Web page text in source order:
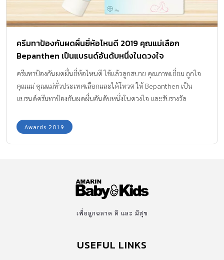
ครีมทาป้องกันผดผื่นยี่ห้อไหนดี 2019 คุณแม่เลือก
Bepanthen เป็นแบรนด์อันดับหนึ่งในดวงใจ
ครีมทาป้องกันผดผื่นยี่ห้อไหนดี ใช้แล้วลูกสบาย คุณภาพเยี่ยม ถูกใจ
คุณแม่ คุณแม่ทั่วประเทศเลือกและได้โหวต ให้ Bepanthen เป็น
แบรนด์ครีมทาป้องกันผดผื่นอันดับหนึ่งในดวงใจ และรับรางวัล
Awards 2019
เพื่อลูกฉลาด ดี และ มีสุข
USEFUL LINKS